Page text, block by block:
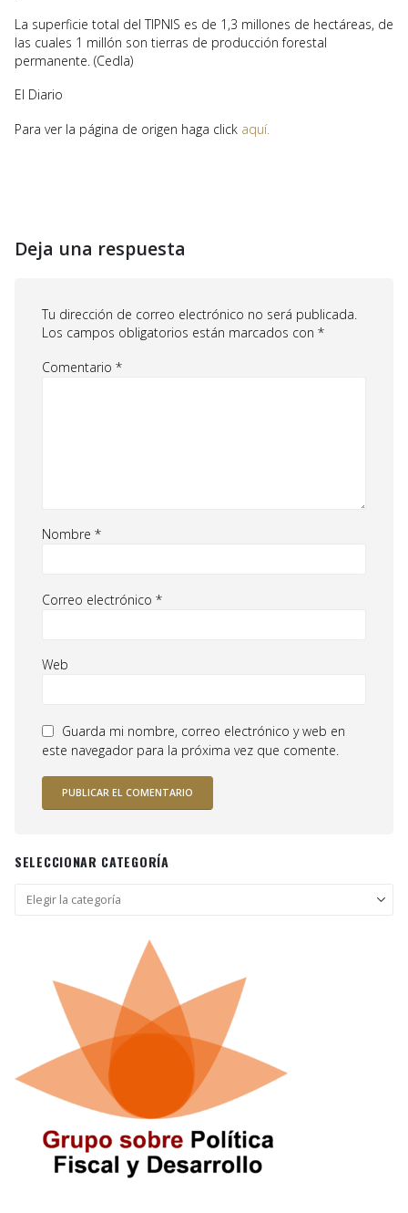
La superficie total del TIPNIS es de 1,3 millones de hectáreas, de
las cuales 1 millón son tierras de producción forestal
permanente. (Cedla)
El Diario
Para ver la página de origen haga click aquí.
Deja una respuesta
Tu dirección de correo electrónico no será publicada.
Los campos obligatorios están marcados con *
Comentario *
Nombre *
Correo electrónico *
Web
Guarda mi nombre, correo electrónico y web en
este navegador para la próxima vez que comente.
SELECCIONAR CATEGORÍA
Seleccionar
categoría